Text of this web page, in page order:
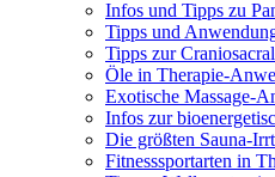
Infos und Tipps zu
Tipps und
Tipps zur
Öle in Therapie-
Exotische Massage-
Infos zur
Die größten Sauna-
Fitnesssportarten in